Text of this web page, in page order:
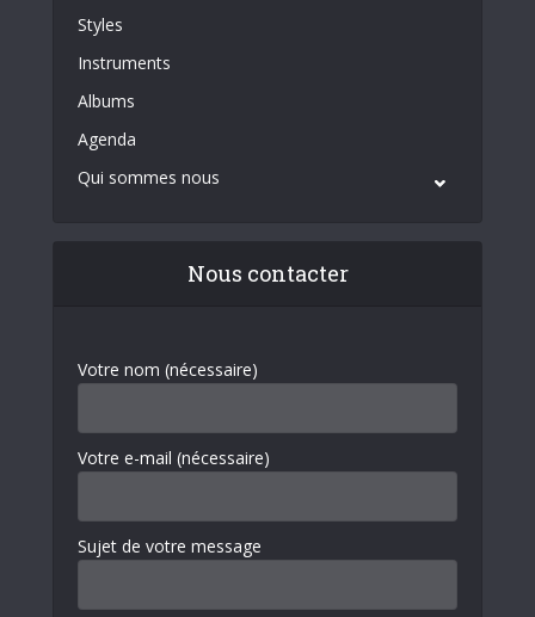
Styles
Instruments
Albums
Agenda
Qui sommes nous
Nous contacter
Votre nom (nécessaire)
Votre e-mail (nécessaire)
Sujet de votre message